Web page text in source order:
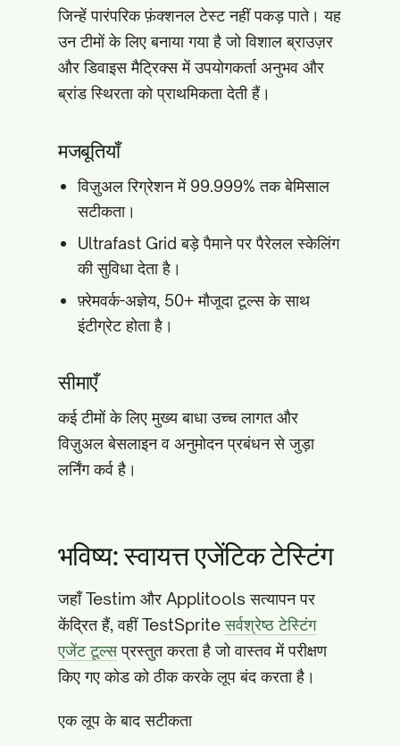
जिन्हें पारंपरिक फ़ंक्शनल टेस्ट नहीं पकड़ पाते। यह
उन टीमों के लिए बनाया गया है जो विशाल ब्राउज़र
और डिवाइस मैट्रिक्स में उपयोगकर्ता अनुभव और
ब्रांड स्थिरता को प्राथमिकता देती हैं।
मजबूतियाँ
विज़ुअल रिग्रेशन में 99.999% तक बेमिसाल
सटीकता।
Ultrafast Grid बड़े पैमाने पर पैरेलल स्केलिंग
की सुविधा देता है।
फ़्रेमवर्क-अज्ञेय, 50+ मौजूदा टूल्स के साथ
इंटीग्रेट होता है।
सीमाएँ
कई टीमों के लिए मुख्य बाधा उच्च लागत और
विज़ुअल बेसलाइन व अनुमोदन प्रबंधन से जुड़ा
लर्निंग कर्व है।
भविष्य: स्वायत्त एजेंटिक टेस्टिंग
जहाँ Testim और Applitools सत्यापन पर
केंद्रित हैं, वहीं TestSpriteसर्वश्रेष्ठ टेस्टिंग
एजेंट टूल्सप्रस्तुत करता है जो वास्तव में परीक्षण
किए गए कोड को ठीक करके लूप बंद करता है।
एक लूप के बाद सटीकता